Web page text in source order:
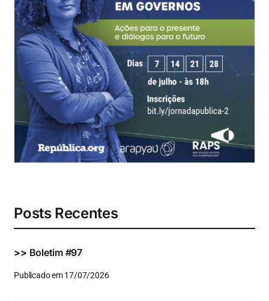
Eventos e Certificados
Comunicação
Buscar
resultados
para:
Posts Recentes
>> Boletim #97
Publicado em 17/07/2026